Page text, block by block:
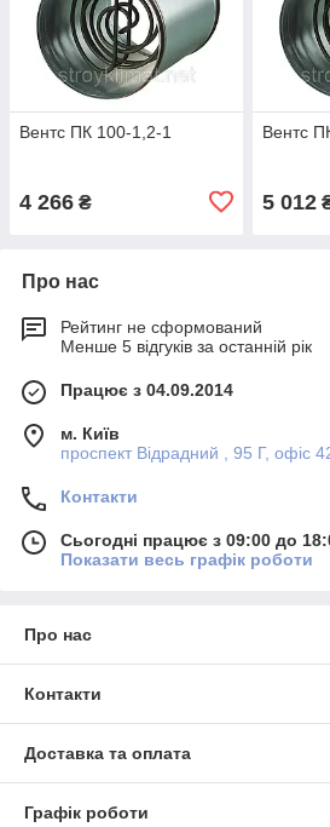
Вентс ПК 100-1,2-1
4 266 ₴
Вентс
5 012
Про нас
Рейтинг не сформований
Менше 5 відгуків за останній рік
Працює з 04.09.2014
м. Київ
проспект Відрадний , 95 Г, офіс
Контакти
Сьогодні працює з 09:00 до
Показати весь графік роботи
Про нас
Контакти
Доставка та оплата
Графік роботи